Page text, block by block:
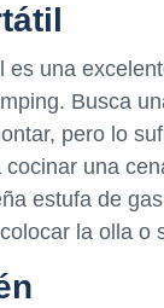
es una
Busca
pero lo
una
estufa de
la olla o